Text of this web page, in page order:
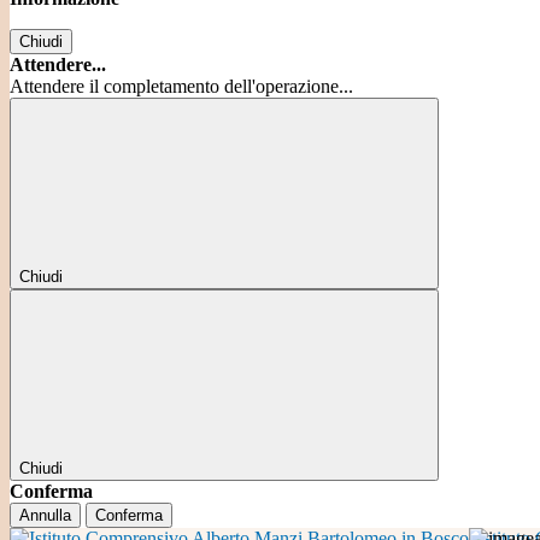
Chiudi
Attendere...
Attendere il completamento dell'operazione...
Chiudi
Chiudi
Conferma
Annulla Conferma